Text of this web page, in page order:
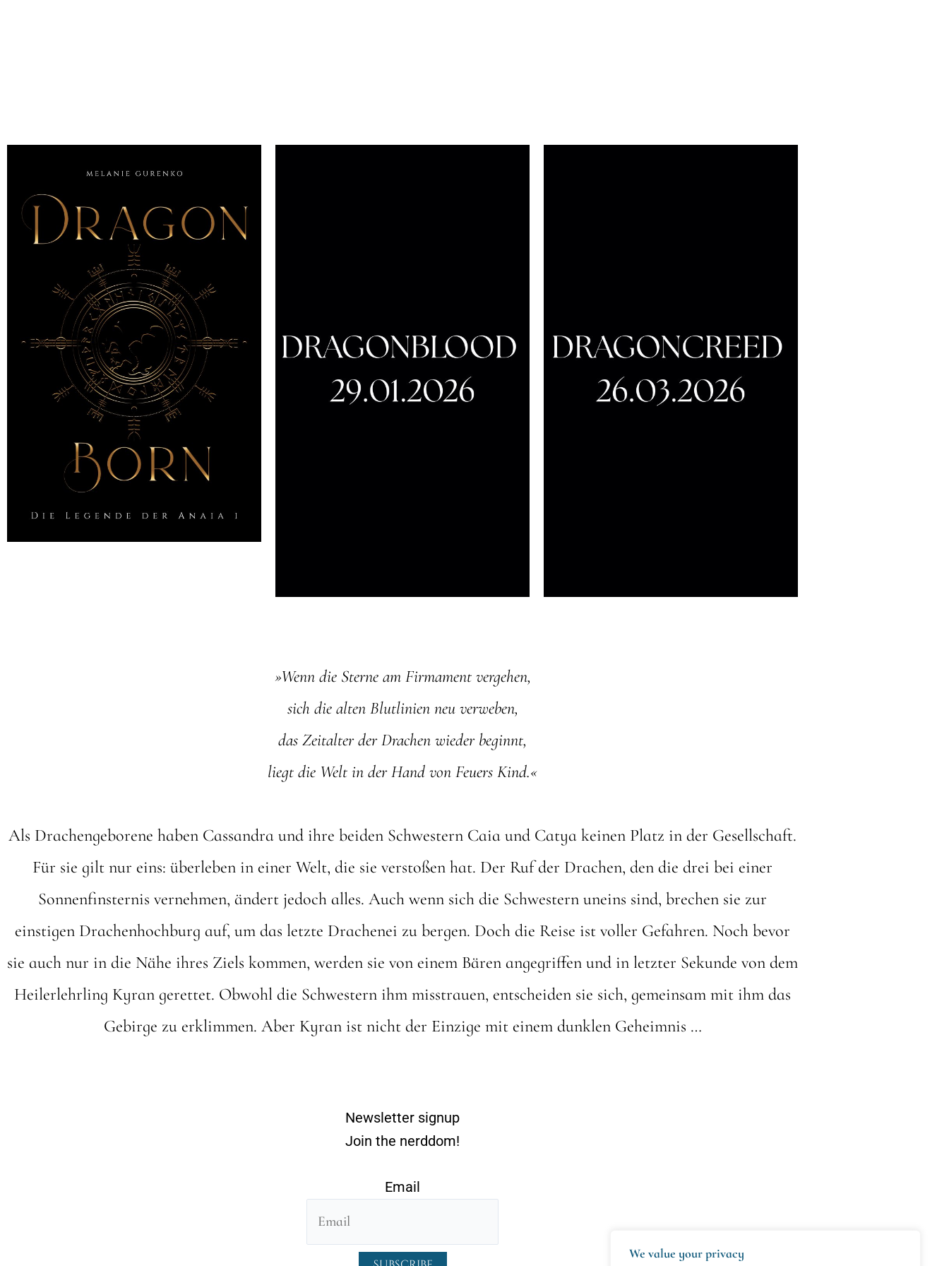
We value your privacy
»Wenn die Sterne am Firmament vergehen,
sich die alten Blutlinien neu verweben,
das Zeitalter der Drachen wieder beginnt,
liegt die Welt in der Hand von Feuers Kind.«
Als Drachengeborene haben Cassandra und ihre beiden Schwestern Caia und Catya keinen Platz in der Gesellschaft.
Für sie gilt nur eins: überleben in einer Welt, die sie verstoßen hat. Der Ruf der Drachen, den die drei bei einer
Sonnenfinsternis vernehmen, ändert jedoch alles. Auch wenn sich die Schwestern uneins sind, brechen sie zur
einstigen Drachenhochburg auf, um das letzte Drachenei zu bergen. Doch die Reise ist voller Gefahren. Noch bevor
sie auch nur in die Nähe ihres Ziels kommen, werden sie von einem Bären angegriffen und in letzter Sekunde von dem
Heilerlehrling Kyran gerettet. Obwohl die Schwestern ihm misstrauen, entscheiden sie sich, gemeinsam mit ihm das
Gebirge zu erklimmen. Aber Kyran ist nicht der Einzige mit einem dunklen Geheimnis …
Newsletter signup
Join the nerddom!
Email